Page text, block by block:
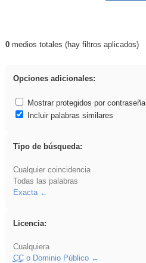
Resultados de: gritar
0medios totales (hay filtros aplicados)
Opciones adicionales:
Mostrar protegidos por contraseña
Incluir palabras similares
Tipo de búsqueda:
Cualquier coincidencia
Todas las palabras
Exacta
Licencia:
Cualquiera
CCo Dominio Público